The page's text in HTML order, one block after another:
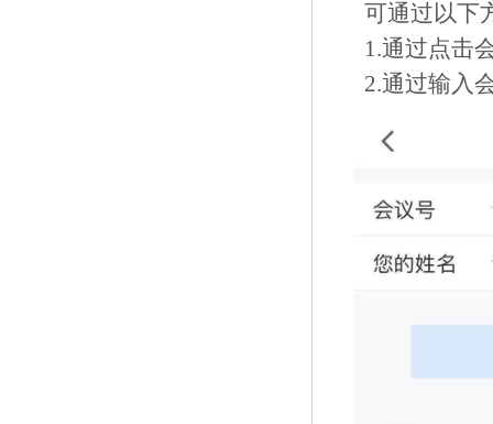
可通过以下
1.通过点击
2.通过输入